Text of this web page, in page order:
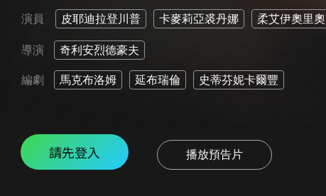
演員 皮耶迪拉登川普 卡麥莉亞裘丹娜 柔艾伊奧里奧
導演 奇利安烈德豪夫
編劇 馬克布洛姆 延布瑞倫 史蒂芬妮卡爾豐
請先登入 播放預告片